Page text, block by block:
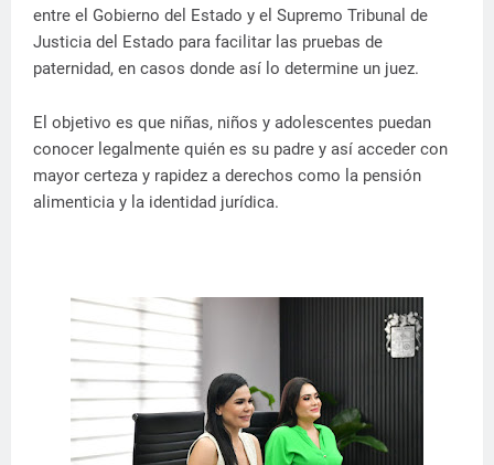
entre el Gobierno del Estado y el Supremo Tribunal de
Justicia del Estado para facilitar las pruebas de
paternidad, en casos donde así lo determine un juez.
El objetivo es que niñas, niños y adolescentes puedan
conocer legalmente quién es su padre y así acceder con
mayor certeza y rapidez a derechos como la pensión
alimenticia y la identidad jurídica.